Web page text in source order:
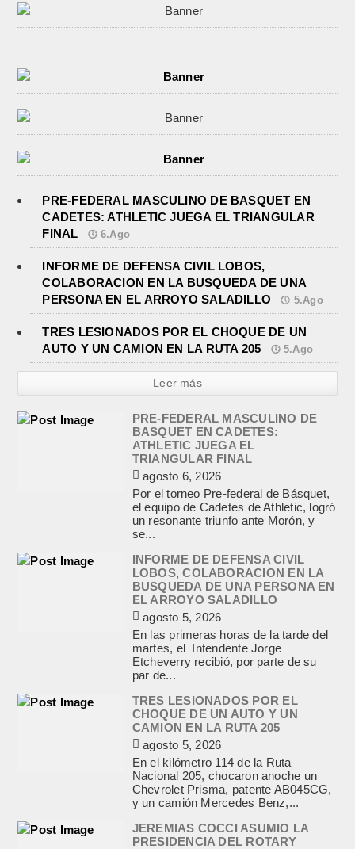
PRE-FEDERAL MASCULINO DE BASQUET EN
CADETES: ATHLETIC JUEGA EL TRIANGULAR
FINAL
6.Ago
INFORME DE DEFENSA CIVIL LOBOS,
COLABORACION EN LA BUSQUEDA DE UNA
PERSONA EN EL ARROYO SALADILLO
5.Ago
TRES LESIONADOS POR EL CHOQUE DE UN
AUTO Y UN CAMION EN LA RUTA 205
5.Ago
Leer más
PRE-FEDERAL MASCULINO DE
BASQUET EN CADETES:
ATHLETIC JUEGA EL
TRIANGULAR FINAL
agosto 6, 2026
Por el torneo Pre-federal de Básquet,
el equipo de Cadetes de Athletic, logró
un resonante triunfo ante Morón, y
se...
INFORME DE DEFENSA CIVIL
LOBOS, COLABORACION EN LA
BUSQUEDA DE UNA PERSONA EN
EL ARROYO SALADILLO
agosto 5, 2026
En las primeras horas de la tarde del
martes, el Intendente Jorge
Etcheverry recibió, por parte de su
par de...
TRES LESIONADOS POR EL
CHOQUE DE UN AUTO Y UN
CAMION EN LA RUTA 205
agosto 5, 2026
En el kilómetro 114 de la Ruta
Nacional 205, chocaron anoche un
Chevrolet Prisma, patente AB045CG,
y un camión Mercedes Benz,...
JEREMIAS COCCI ASUMIO LA
PRESIDENCIA DEL ROTARY